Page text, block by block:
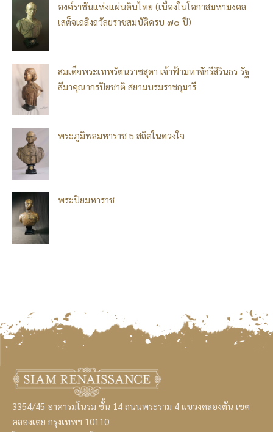
องค์ราชันแห่งแผ่นดินไทย (เนื่องในโอกาสมหามงคล
เสด็จเถลิงถวัลยราชสมบัติครบ ๗๐ ปี)
สมเด็จพระเทพรัตนราชสุดา เจ้าฟ้ามหาจักรีสิรินธร รัฐ
สีมาคุณากรปิยชาติ สยามบรมราชกุมารี
พระภูมิพลมหาราช ธ สถิตในดวงใจ
พระปิยมหาราช
3354/45 อาคารมโนรม ชั้น 14 ถนนพระราม 4 แขวงคลองตัน เขต
คลองเตย กรุงเทพฯ 10110